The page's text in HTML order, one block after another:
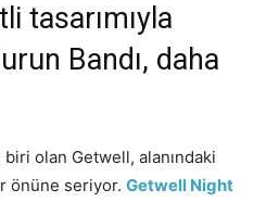
tasarımıyla
Bandı, daha
olan Getwell, alanındaki
önüne seriyor. Getwell Night